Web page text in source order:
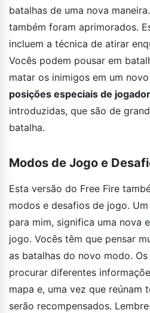
batalhas de uma nova
também foram aprimorados.
incluem a técnica de atirar
Vocês podem pousar em
matar os inimigos em um
posições especiais de jogador
introduzidas, que são de
batalha.
Modos de Jogo e
Esta versão do Free Fire
modos e desafios de jogo.
para mim, significa uma nova
jogo. Vocês têm que pensar
as batalhas do novo modo.
procurar diferentes
mapa e, uma vez que reúnam
serão recompensados.